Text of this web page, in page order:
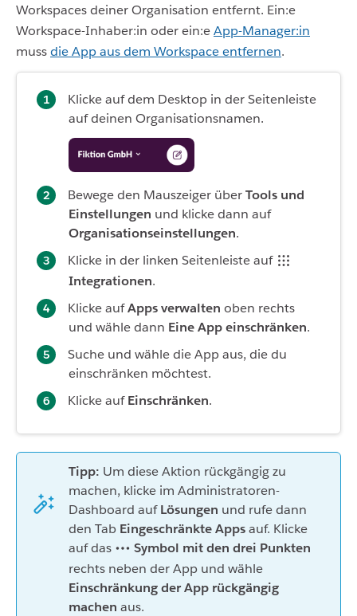
Workspaces deiner Organisation entfernt. Ein:e
Workspace-Inhaber:in oder ein:eApp-Manager:in
mussdie App aus dem Workspace entfernen.
Klicke auf dem Desktop in der Seitenleiste
auf deinen Organisationsnamen.
Bewege den Mauszeiger überTools und
Einstellungen und klicke dann auf
Organisationseinstellungen.
Klicke in der linken Seitenleiste auf
Integrationen.
Klicke aufApps verwalten oben rechts
und wähle dann Eine App einschränken.
Suche und wähle die App aus, die du
einschränken möchtest.
Klicke aufEinschränken.
Tipp: Um diese Aktion rückgängig zu
machen, klicke im Administratoren-
Dashboard aufLösungen und rufe dann
den Tab Eingeschränkte Appsauf. Klicke
auf das
Symbol mit den drei Punkten
rechts neben der App und wähle
Einschränkung der App rückgängig
machen aus.